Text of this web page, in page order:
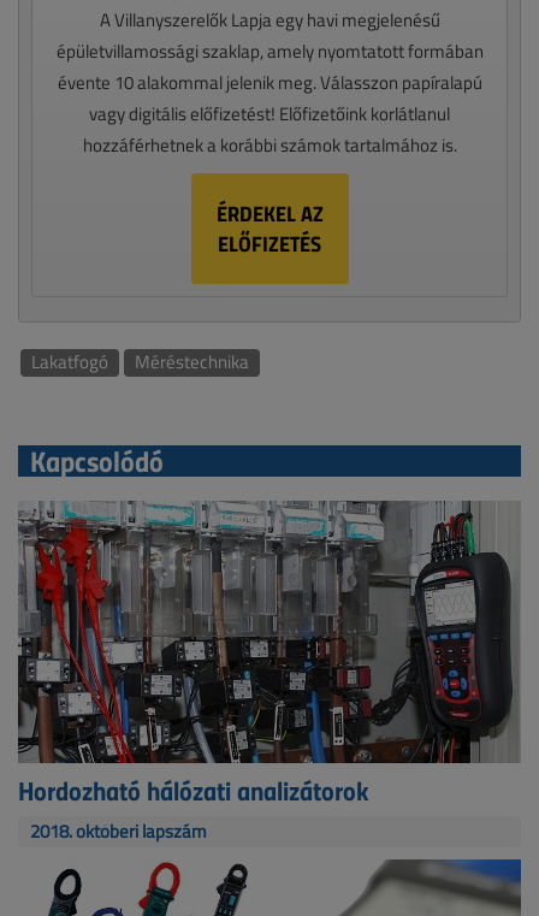
A Villanyszerelők Lapja egy havi megjelenésű
épületvillamossági szaklap, amely nyomtatott formában
évente 10 alakommal jelenik meg. Válasszon papíralapú
vagy digitális előfizetést! Előfizetőink korlátlanul
hozzáférhetnek a korábbi számok tartalmához is.
ÉRDEKEL AZ
ELŐFIZETÉS
Lakatfogó Méréstechnika
Kapcsolódó
Hordozható hálózati analizátorok
2018. októberi lapszám